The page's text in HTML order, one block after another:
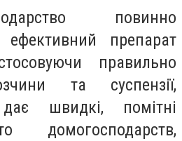
повинно
ефективний препарат
правильно
та суспензії,
швидкі, помітні
домогосподарств,